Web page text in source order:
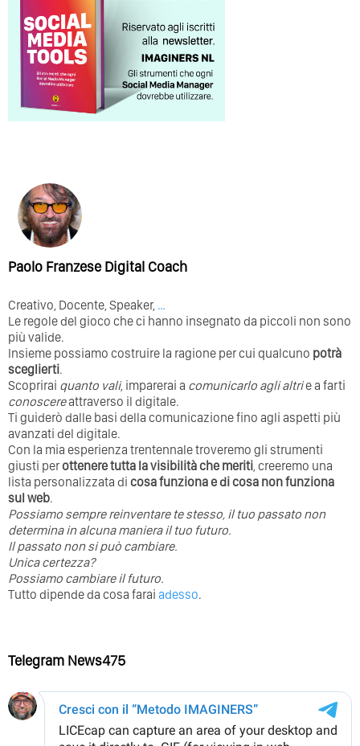
Paolo Franzese Digital Coach
Creativo, Docente, Speaker, …
Le regole del gioco che ci hanno insegnato da piccoli non sono
più valide.
Insieme possiamo costruire la ragione per cui qualcuno potrà
sceglierti.
Scoprirai quanto vali, imparerai a comunicarlo agli altrie a farti
conoscereattraverso il digitale.
Ti guiderò dalle basi della comunicazione fino agli aspetti più
avanzati del digitale.
Con la mia esperienza trentennale troveremo gli strumenti
giusti perottenere tutta la visibilità che meriti, creeremo una
lista personalizzata di cosa funziona e di cosa non funziona
sul web.
Possiamo sempre reinventare te stesso, il tuo passato non
determina in alcuna maniera il tuo futuro. ⁣
⁣Il passato non si può cambiare.
Unica certezza?
Possiamo cambiare il futuro.
Tutto dipende da cosa farai adesso.
Telegram News475